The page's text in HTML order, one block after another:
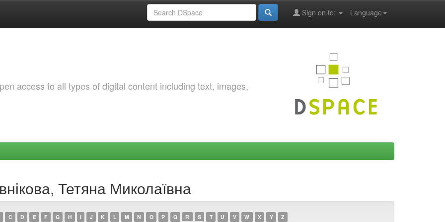
Language
Sign on to:
access to all types of digital content including text, images,
Тетяна Миколаївна
C D E F G H I J K L M N O P Q R S T U V W X Y Z